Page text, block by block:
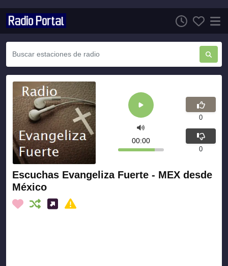
Escuchas Evangeliza Fuerte - MEX desde
México
00:00
0
0